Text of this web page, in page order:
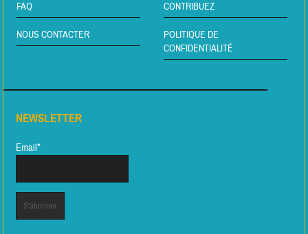
FAQ CONTRIBUEZ
NOUS CONTACTER
POLITIQUE DE
CONFIDENTIALITÉ
NEWSLETTER
Email*